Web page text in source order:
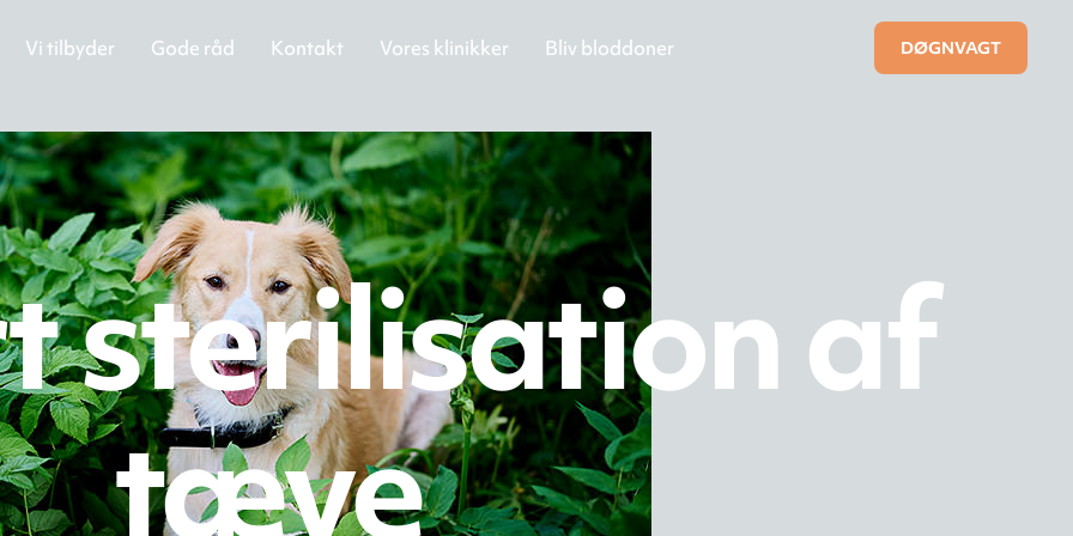
Vi tilbyder Gode råd Kontakt Vores klinikker Bliv bloddoner DØGNVAGT
sterilisation af
tæve